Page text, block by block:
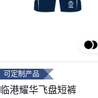
可定制产品
临港耀华飞盘短裤